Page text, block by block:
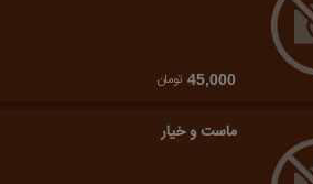
45,000 تومان
ماست و خیار